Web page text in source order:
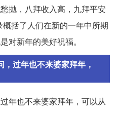
抛，八拜收入高，九拜平安
括了人们在新的一年中所期
对新年的美好祝福。
过年也不来婆家拜年，
年也不来婆家拜年，可以从